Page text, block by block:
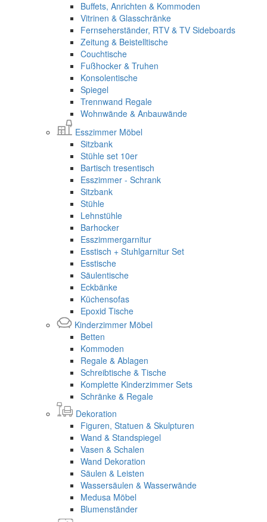
Buffets, Anrichten & Kommoden
Vitrinen & Glasschränke
Fernseherständer, RTV & TV Sideboards
Zeitung & Beistelltische
Couchtische
Fußhocker & Truhen
Konsolentische
Spiegel
Trennwand Regale
Wohnwände & Anbauwände
Esszimmer Möbel
Sitzbank
Stühle set 10er
Bartisch tresentisch
Esszimmer - Schrank
Sitzbank
Stühle
Lehnstühle
Barhocker
Esszimmergarnitur
Esstisch + Stuhlgarnitur Set
Esstische
Säulentische
Eckbänke
Küchensofas
Epoxid Tische
Kinderzimmer Möbel
Betten
Kommoden
Regale & Ablagen
Schreibtische & Tische
Komplette Kinderzimmer Sets
Schränke & Regale
Dekoration
Figuren, Statuen & Skulpturen
Wand & Standspiegel
Vasen & Schalen
Wand Dekoration
Säulen & Leisten
Wassersäulen & Wasserwände
Medusa Möbel
Blumenständer